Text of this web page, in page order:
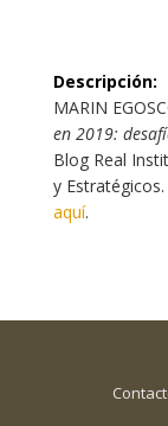
Descripción:
MARIN
en 2019:
Blog Real
y
aquí.